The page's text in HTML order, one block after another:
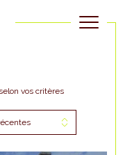
vos critères